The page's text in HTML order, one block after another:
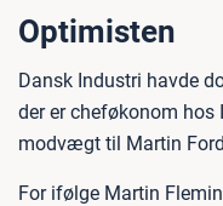
Optimisten
Dansk Industri havde
der er cheføkonom hos
modvægt til Martin
For ifølge Martin